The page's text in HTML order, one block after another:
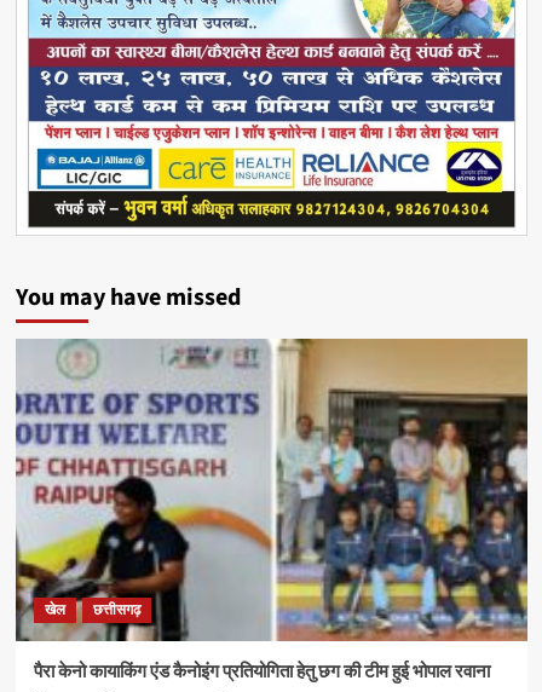
You may have missed
खेल छत्तीसगढ़
पैरा केनो कायाकिंग एंड कैनोइंग प्रतियोगिता हेतु छग की टीम हुई भोपाल रवाना